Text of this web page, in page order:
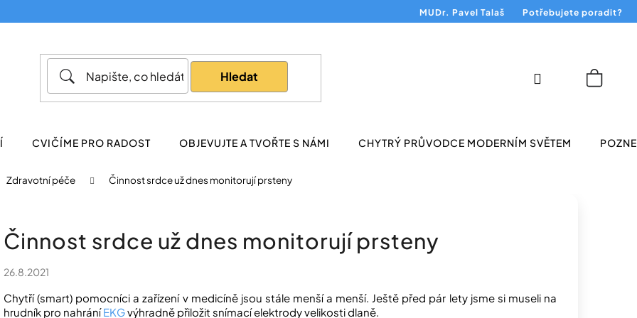
MUDr. Pavel Talaš Potřebujete poradit?
Hledat
CVIČÍME PRO RADOST OBJEVUJTE A TVOŘTE S NÁMI CHYTRÝ PRŮVODCE MODERNÍM SVĚTEM
Přihlášení
Zdravotní péče Činnost srdce už dnes monitorují prsteny
Činnost srdce už dnes monitorují prsteny
26.8.2021
Chytří (smart) pomocníci a zařízení v medicíně jsou stále menší a menší. Ještě před pár lety jsme si museli na
hrudník pro nahráníEKGvýhradně přiložit snímací elektrody velikosti dlaně.
Co potřebujete najít?